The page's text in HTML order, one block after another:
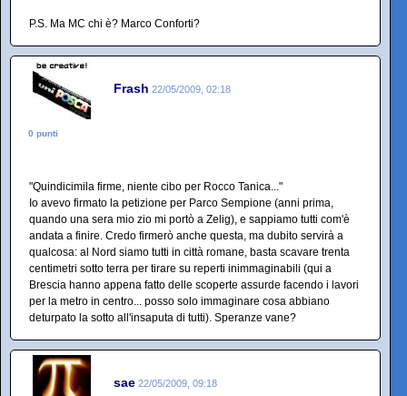
P.S. Ma MC chi è? Marco Conforti?
Frash 22/05/2009, 02:18
0 punti
"Quindicimila firme, niente cibo per Rocco Tanica..."
Io avevo firmato la petizione per Parco Sempione (anni prima,
quando una sera mio zio mi portò a Zelig), e sappiamo tutti com'è
andata a finire. Credo firmerò anche questa, ma dubito servirà a
qualcosa: al Nord siamo tutti in città romane, basta scavare trenta
centimetri sotto terra per tirare su reperti inimmaginabili (qui a
Brescia hanno appena fatto delle scoperte assurde facendo i lavori
per la metro in centro... posso solo immaginare cosa abbiano
deturpato la sotto all'insaputa di tutti). Speranze vane?
sae 22/05/2009, 09:18